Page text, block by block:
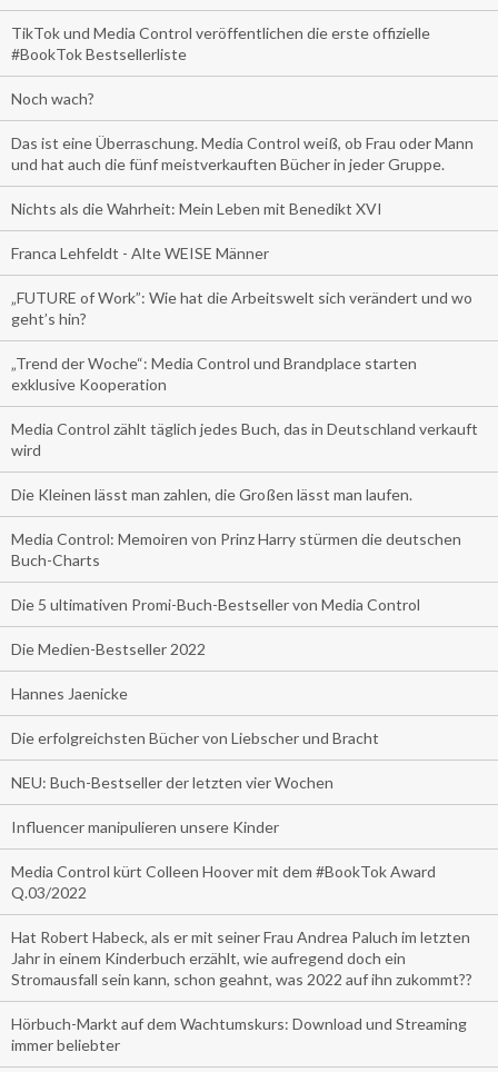
TikTok und Media Control veröffentlichen die erste offizielle
#BookTok Bestsellerliste
Noch wach?
Das ist eine Überraschung. Media Control weiß, ob Frau oder Mann
und hat auch die fünf meistverkauften Bücher in jeder Gruppe.
Nichts als die Wahrheit: Mein Leben mit Benedikt XVI
Franca Lehfeldt - Alte WEISE Männer
„FUTURE of Work”: Wie hat die Arbeitswelt sich verändert und wo
geht’s hin?
„Trend der Woche“: Media Control und Brandplace starten
exklusive Kooperation
Media Control zählt täglich jedes Buch, das in Deutschland verkauft
wird
Die Kleinen lässt man zahlen, die Großen lässt man laufen.
Media Control: Memoiren von Prinz Harry stürmen die deutschen
Buch-Charts
Die 5 ultimativen Promi-Buch-Bestseller von Media Control
Die Medien-Bestseller 2022
Hannes Jaenicke
Die erfolgreichsten Bücher von Liebscher und Bracht
NEU: Buch-Bestseller der letzten vier Wochen
Influencer manipulieren unsere Kinder
Media Control kürt Colleen Hoover mit dem #BookTok Award
Q.03/2022
Hat Robert Habeck, als er mit seiner Frau Andrea Paluch im letzten
Jahr in einem Kinderbuch erzählt, wie aufregend doch ein
Stromausfall sein kann, schon geahnt, was 2022 auf ihn zukommt??
Hörbuch-Markt auf dem Wachtumskurs: Download und Streaming
immer beliebter